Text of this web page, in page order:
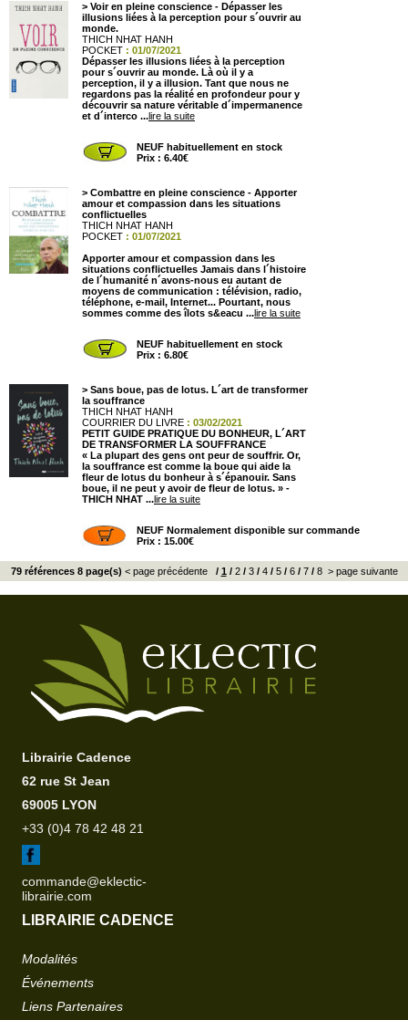
> Voir en pleine conscience - Dépasser les
illusions liées à la perception pour s´ouvrir au
monde.
THICH NHAT HANH
POCKET : 01/07/2021
Dépasser les illusions liées à la perception
pour s´ouvrir au monde. Là où il y a
perception, il y a illusion. Tant que nous ne
regardons pas la réalité en profondeur pour y
découvrir sa nature véritable d´impermanence
et d´interco ...lire la suite
NEUF habituellement en stock
Prix : 6.40€
> Combattre en pleine conscience - Apporter
amour et compassion dans les situations
conflictuelles
THICH NHAT HANH
POCKET : 01/07/2021
Apporter amour et compassion dans les
situations conflictuelles Jamais dans l´histoire
de l´humanité n´avons-nous eu autant de
moyens de communication : télévision, radio,
téléphone, e-mail, Internet... Pourtant, nous
sommes comme des îlots s&eacu ...lire la suite
NEUF habituellement en stock
Prix : 6.80€
> Sans boue, pas de lotus. L´art de transformer
la souffrance
THICH NHAT HANH
COURRIER DU LIVRE : 03/02/2021
PETIT GUIDE PRATIQUE DU BONHEUR, L´ART
DE TRANSFORMER LA SOUFFRANCE
« La plupart des gens ont peur de souffrir. Or,
la souffrance est comme la boue qui aide la
fleur de lotus du bonheur à s´épanouir. Sans
boue, il ne peut y avoir de fleur de lotus. » -
THICH NHAT ...lire la suite
NEUF Normalement disponible sur commande
Prix : 15.00€
79 références 8 page(s) < page précédente/ 1 /2/3/4/5/6/7/8 > page suivante
Librairie Cadence
62 rue St Jean
69005 LYON
+33 (0)4 78 42 48 21
commande@eklectic-
librairie.com
LIBRAIRIE CADENCE
Modalités
Événements
Liens Partenaires